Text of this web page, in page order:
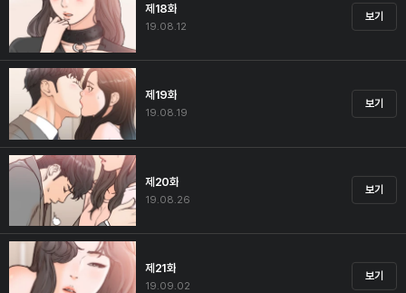
제18화
19.08.12
보기
제19화
19.08.19
보기
제20화
19.08.26
보기
제21화
19.09.02
보기